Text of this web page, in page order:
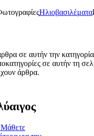
Ηλιοβασιλέματα
σε αυτήν την
σε αυτήν τη
άρθρα.